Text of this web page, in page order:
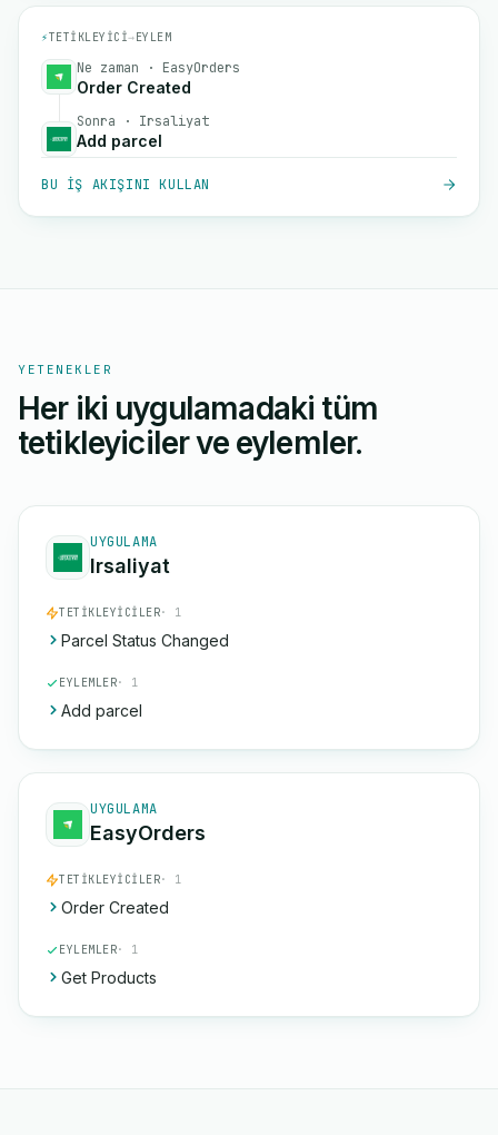
⚡TETIKLEYICI→EYLEM
Ne zaman · EasyOrders
Order Created
Sonra · Irsaliyat
Add parcel
BU IŞ AKIŞINI KULLAN
YETENEKLER
Her iki uygulamadaki tüm
tetikleyiciler ve eylemler.
UYGULAMA
Irsaliyat
TETIKLEYICILER· 1
Parcel Status Changed
EYLEMLER· 1
Add parcel
UYGULAMA
EasyOrders
TETIKLEYICILER· 1
Order Created
EYLEMLER· 1
Get Products